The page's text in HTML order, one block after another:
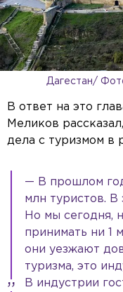
Дагестан/
В ответ на это
Меликов
дела с туризмом в
— В прошлом
млн туристов. В
Но мы сегодня,
принимать ни 1
они уезжают
туризма, это
В индустрии